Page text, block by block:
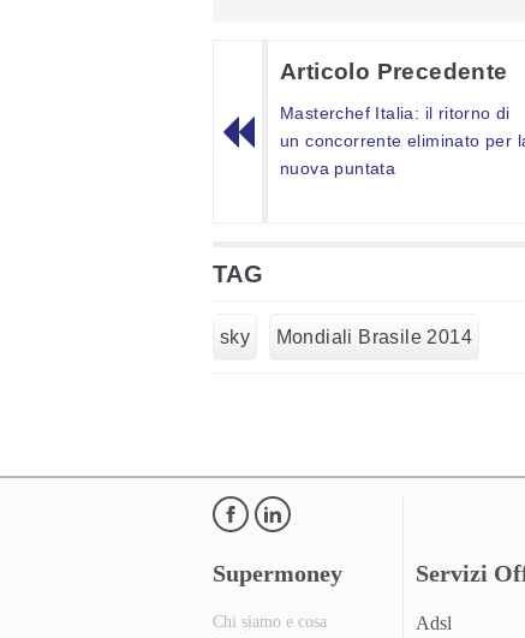
Articolo Precedente
Masterchef Italia: il ritorno di
un concorrente eliminato per
nuova puntata
TAG
sky Mondiali Brasile 2014
Supermoney
Chi siamo e cosa
Servizi
Adsl